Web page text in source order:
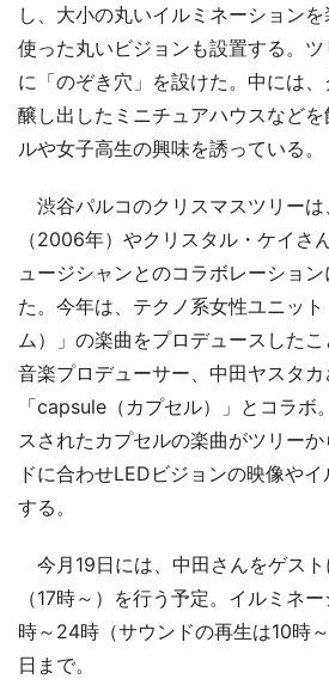
し、大小の丸いイルミネーション
使った丸いビジョンも設置する。
に「のぞき穴」を設けた。中には
醸し出したミニチュアハウスなど
ルや女子高生の興味を誘っている。
渋谷パルコのクリスマスツリーは
（2006年）やクリスタル・ケイさ
ュージシャンとのコラボレーショ
た。今年は、テクノ系女性ユニッ
ム）」の楽曲をプロデュースした
音楽プロデューサー、中田ヤスタ
「capsule（カプセル）」とコラボ
スされたカプセルの楽曲がツリー
ドに合わせLEDビジョンの映像や
する。
今月19日には、中田さんをゲス
（17時～）を行う予定。イルミネ
時～24時（サウンドの再生は10時
日まで。